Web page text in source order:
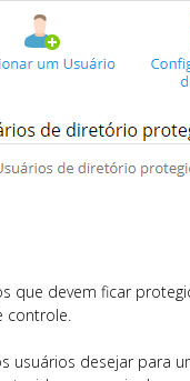
que devem ficar
controle.
usuários desejar para